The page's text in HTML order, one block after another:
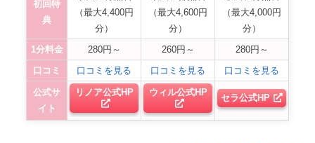
初回特
典
（最大4,400円
分）
（最大4,600円
分）
（最大4,000円
分）
1分料金
280円～ 260円～
280円～
口コミ
口コミを見る 口コミを見る 口コミを見る
公式サ
イト
リノア公式HP ウィル公式HP
セラ公式HP